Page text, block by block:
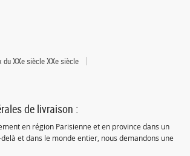
du XXe siècle XXe siècle
de livraison :
en région Parisienne et en province dans un
et dans le monde entier, nous demandons une